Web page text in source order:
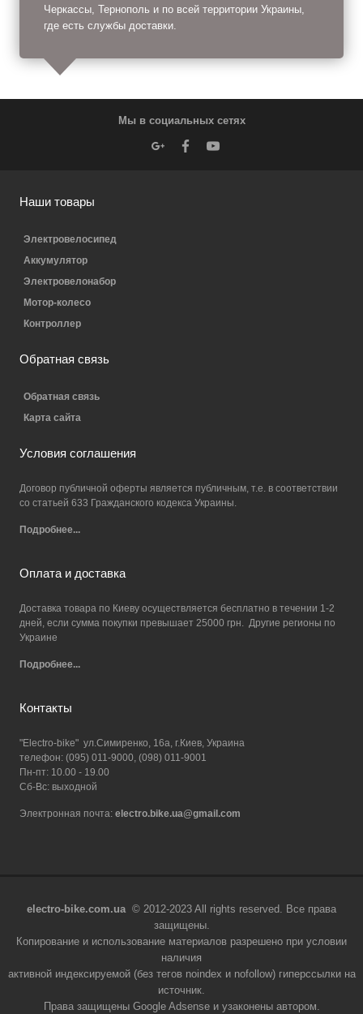
Черкассы, Тернополь и по всей территории Украины,
где есть службы доставки.
Мы в социальных сетях
Наши товары
Электровелосипед
Аккумулятор
Электровелонабор
Мотор-колесо
Контроллер
Обратная связь
Обратная связь
Карта сайта
Условия соглашения
Договор публичной оферты является публичным, т.е. в соответствии
со статьей 633 Гражданского кодекса Украины.
Подробнее...
Оплата и доставка
Доставка товара по Киеву осуществляется бесплатно в течении 1-2
дней, если сумма покупки превышает 25000 грн. Другие регионы по
Украине
Подробнее...
Контакты
"Electro-bike" ул.Симиренко, 16а, г.Киев, Украина
телефон: (095) 011-9000, (098) 011-9001
Пн-пт: 10.00 - 19.00
Сб-Вс: выходной
Электронная почта: electro.bike.ua@gmail.com
electro-bike.com.ua © 2012-2023 All rights reserved. Все права
защищены.
Копирование и использование материалов разрешено при условии
наличия
активной индексируемой (без тегов noindex и nofollow) гиперссылки на
источник.
Права защищены Google Adsense и узаконены автором.